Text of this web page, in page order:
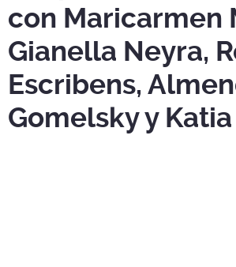
con Maricarmen
Gianella Neyra,
Escribens,
Gomelsky y